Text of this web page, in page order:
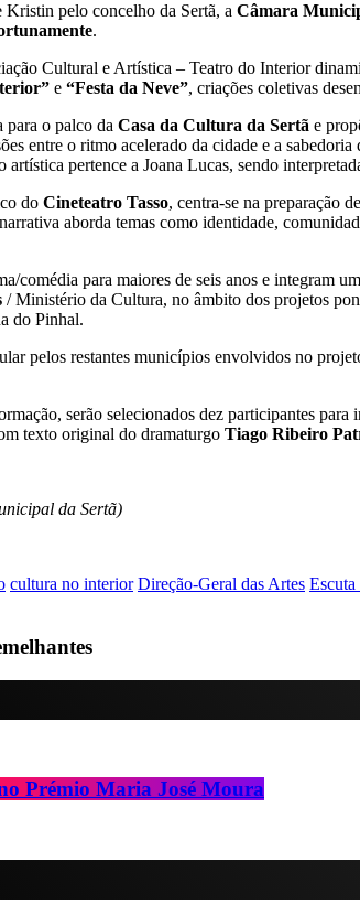
Kristin pelo concelho da Sertã, a Câmara
.
Cultural e Artística – Teatro do Interior
e “Festa da Neve”, criações coletivas
para o palco da Casa da Cultura da Sertã e
entre o ritmo acelerado da cidade e a
artística pertence a Joana Lucas, sendo
do Cineteatro Tasso, centra-se na preparação
aborda temas como identidade,
comédia para maiores de seis anos e
/ Ministério da Cultura, no âmbito dos projetos
do Pinhal.
pelos restantes municípios envolvidos no
serão selecionados dez participantes
texto original do dramaturgo Tiago Ribeiro
da Sertã)
cultura no interior Direção-Geral das Artes
Prémio Maria José Moura